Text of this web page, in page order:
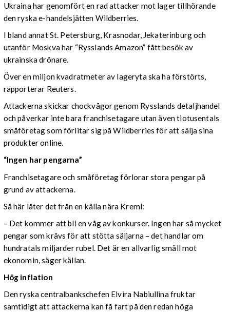
Ukraina har genomfört en rad attacker mot lager tillhörande
den ryska e-handelsjätten Wildberries.
I bland annat St. Petersburg, Krasnodar, Jekaterinburg och
utanför Moskva har “Rysslands Amazon” fått besök av
ukrainska drönare.
Över en miljon kvadratmeter av lageryta ska ha förstörts,
rapporterar Reuters.
Attackerna skickar chockvågor genom Rysslands detaljhandel
och påverkar inte bara franchisetagare utan även tiotusentals
småföretag som förlitar sig på Wildberries för att sälja sina
produkter online.
“Ingen har pengarna”
Franchisetagare och småföretag förlorar stora pengar på
grund av attackerna.
Så här låter det från en källa nära Kreml:
– Det kommer att bli en våg av konkurser. Ingen har så mycket
pengar som krävs för att stötta säljarna – det handlar om
hundratals miljarder rubel. Det är en allvarlig smäll mot
ekonomin, säger källan.
Hög inflation
Den ryska centralbankschefen Elvira Nabiullina fruktar
samtidigt att attackerna kan få fart på den redan höga